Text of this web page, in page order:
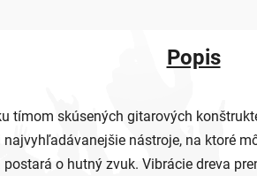
Popis
tímom skúsených gitarových
nástroje, na ktoré
o hutný zvuk. Vibrácie dreva